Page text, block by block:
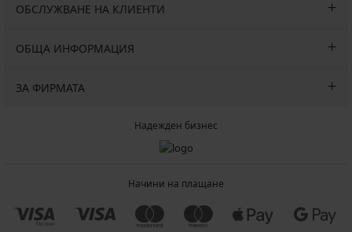
ОБСЛУЖВАНЕ НА КЛИЕНТИ
ОБЩА ИНФОРМАЦИЯ
ЗА ФИРМАТА
Надежден бизнес
Начини на плащане